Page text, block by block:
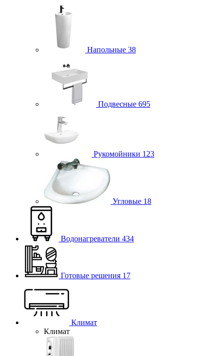
Напольные 38
Подвесные 695
Рукомойники 123
Угловые 18
Водонагреватели 434
Готовые решения 17
Климат
Климат